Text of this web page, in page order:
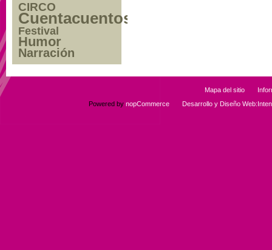
CIRCO
Cuentacuentos
Festival
Humor
Narración
Mapa del sitio
Powered by nopCommerce Desarrollo y Diseño